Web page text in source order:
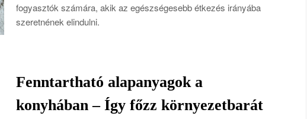
fogyasztók számára, akik az egészségesebb étkezés irányába
szeretnének elindulni.
Fenntartható alapanyagok a
konyhában – Így főzz környezetbarát